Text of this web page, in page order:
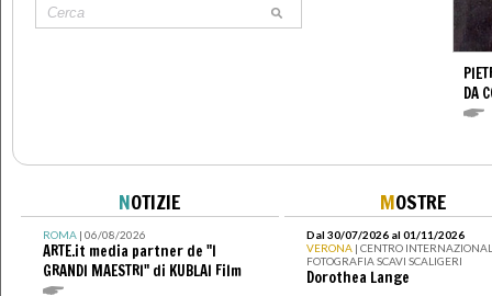
DA
NOTIZIE
ROMA| 06/08/2026
ARTE.it media partner de "I
GRANDI MAESTRI" di KUBLAI Film
MOSTRE
Dal 30/07/2026 al 01/11/2026
VERONA | CENTRO
FOTOGRAFIA SCAVI SCALIGERI
Dorothea Lange